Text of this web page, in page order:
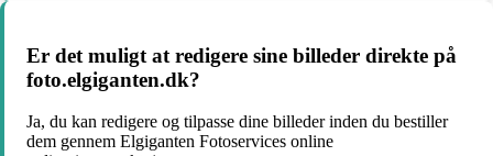
Er det muligt at redigere sine billeder direkte på
foto.elgiganten.dk?
Ja, du kan redigere og tilpasse dine billeder inden du bestiller
dem gennem Elgiganten Fotoservices online